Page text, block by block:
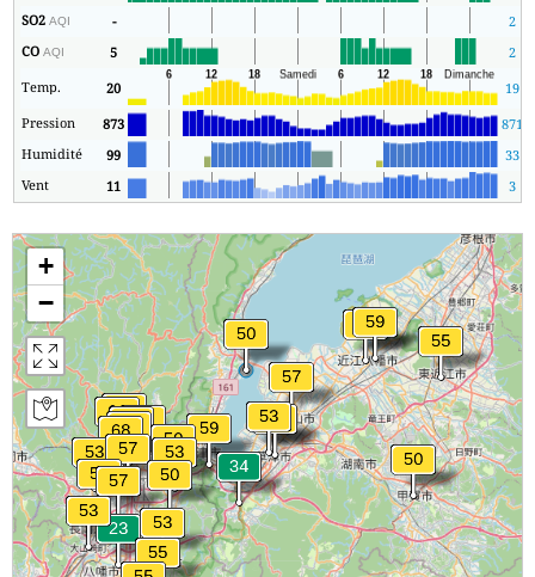
SO2AQI -
2
COAQI 5
2
Temp.
20
19
Pression
873 871
Humidité
99
33
Vent
11 3
+
−